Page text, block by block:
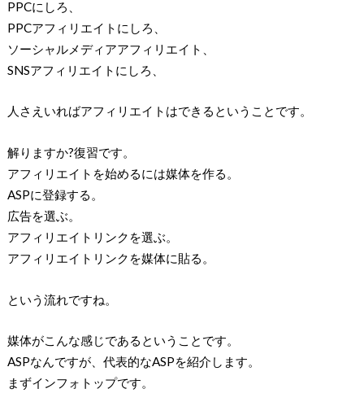
PPCにしろ、
PPCアフィリエイトにしろ、
ソーシャルメディアアフィリエイト、
SNSアフィリエイトにしろ、
人さえいればアフィリエイトはできるということです。
解りますか?復習です。
アフィリエイトを始めるには媒体を作る。
ASPに登録する。
広告を選ぶ。
アフィリエイトリンクを選ぶ。
アフィリエイトリンクを媒体に貼る。
という流れですね。
媒体がこんな感じであるということです。
ASPなんですが、代表的なASPを紹介します。
まずインフォトップです。